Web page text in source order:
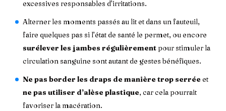
excessives responsables d’irritations.
Alterner les moments passés au lit et dans un fauteuil,
faire quelques pas si l’état de santé le permet, ou encore
surélever les jambes régulièrement pour stimuler la
circulation sanguine sont autant de gestes bénéfiques.
Ne pas border les draps de manière trop serrée et
ne pas utiliser d’alèse plastique, car cela pourrait
favoriser la macération.